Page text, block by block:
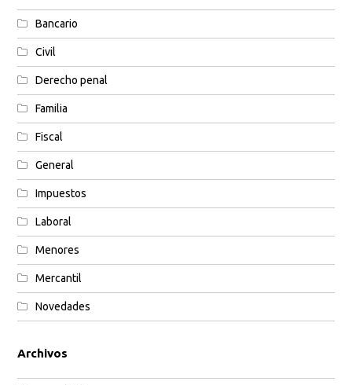
Bancario
Civil
Derecho penal
Familia
Fiscal
General
Impuestos
Laboral
Menores
Mercantil
Novedades
Archivos